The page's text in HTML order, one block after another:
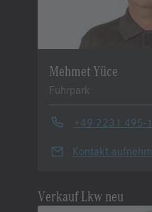
Mehmet Yüce
Fuhrpark
+49 7231 495-
Kontakt
Verkauf Lkw neu